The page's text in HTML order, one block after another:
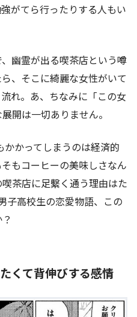
がてら行ったりする人もい
幽霊が出る喫茶店という噂
、そこに綺麗な女性がいて
れ。あ、ちなみに「この女
開は一切ありません。
かってしまうのは経済的
もコーヒーの美味しさなん
茶店に足繫く通う理由はた
子高校生の恋愛物語、この
くて背伸びする感情